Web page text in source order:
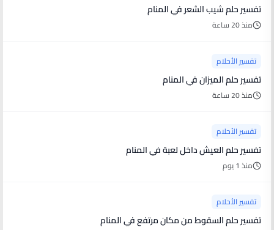
تفسير حلم شيب الشعر في المنام
منذ 20 ساعة
تفسير الأحلام
تفسير حلم الميزان في المنام
منذ 20 ساعة
تفسير الأحلام
تفسير حلم العيش داخل لعبة في المنام
منذ 1 يوم
تفسير الأحلام
تفسير حلم السقوط من مكان مرتفع في المنام